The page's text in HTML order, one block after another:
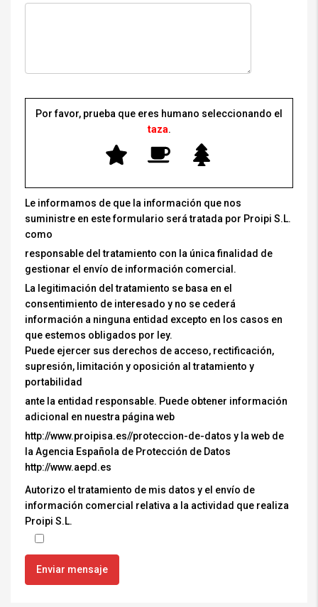
Por favor, prueba que eres humano seleccionando el
taza.
Le informamos de que la información que nos
suministre en este formulario será tratada por Proipi S.L.
como
responsable del tratamiento con la única finalidad de
gestionar el envío de información comercial.
La legitimación del tratamiento se basa en el
consentimiento de interesado y no se cederá
información a ninguna entidad excepto en los casos en
que estemos obligados por ley.
Puede ejercer sus derechos de acceso, rectificación,
supresión, limitación y oposición al tratamiento y
portabilidad
ante la entidad responsable. Puede obtener información
adicional en nuestra página web
http://www.proipisa.es//proteccion-de-datos y la web de
la Agencia Española de Protección de Datos
http://www.aepd.es
Autorizo el tratamiento de mis datos y el envío de
información comercial relativa a la actividad que realiza
Proipi S.L.